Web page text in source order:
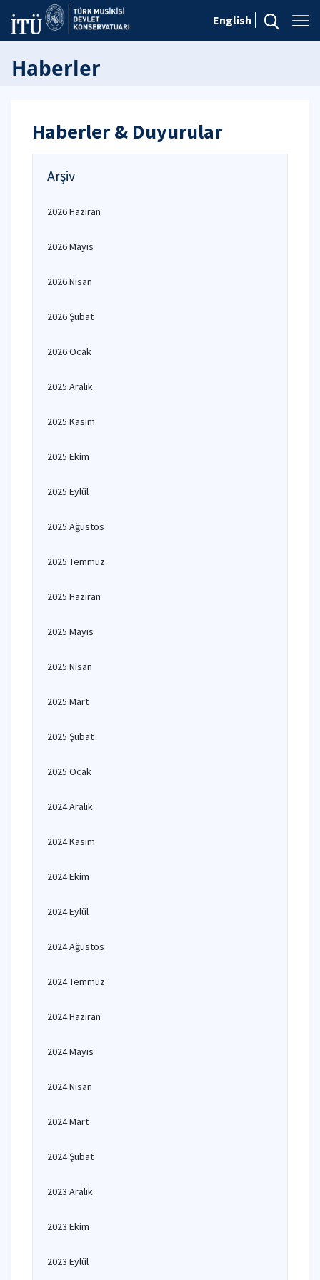
English
Haberler
Haberler & Duyurular
Arşiv
2026 Haziran
2026 Mayıs
2026 Nisan
2026 Şubat
2026 Ocak
2025 Aralık
2025 Kasım
2025 Ekim
2025 Eylül
2025 Ağustos
2025 Temmuz
2025 Haziran
2025 Mayıs
2025 Nisan
2025 Mart
2025 Şubat
2025 Ocak
2024 Aralık
2024 Kasım
2024 Ekim
2024 Eylül
2024 Ağustos
2024 Temmuz
2024 Haziran
2024 Mayıs
2024 Nisan
2024 Mart
2024 Şubat
2023 Aralık
2023 Ekim
2023 Eylül